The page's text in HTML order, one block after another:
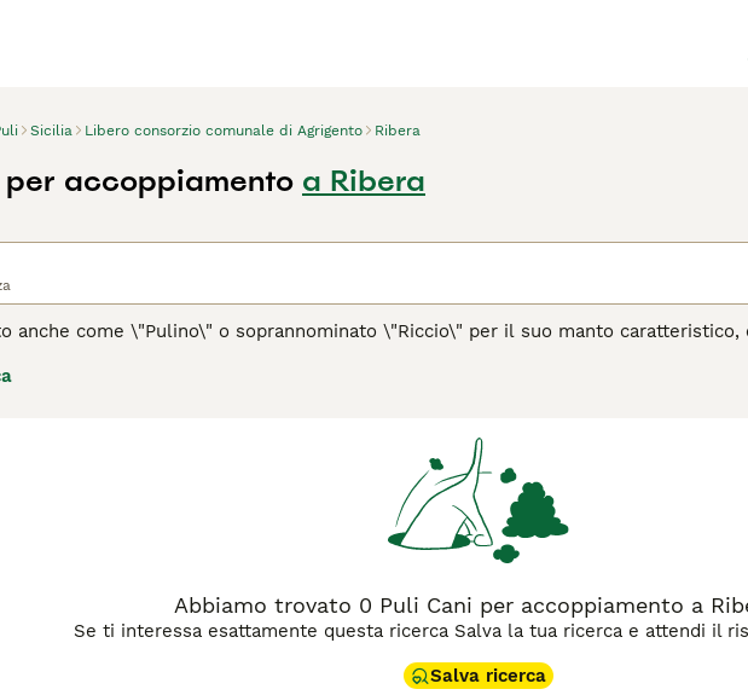
Sicilia Libero consorzio comunale di Agrigento Ribera
per accoppiamento a Ribera
anche come \"Pulino\" o soprannominato \"Riccio\" per il suo manto caratteristico,
naturali, un aspetto unico che richiede una cura attenta e regolare. Il suo pelo
È un cane energico, fedele e molto adatto a famiglie attive, specialmente a
passeggiate quotidiane. Il Puli è noto per le sue abilità di cane da pastore, quindi
con gli estranei ma molto affettuoso con la famiglia. È importante sottolineare
che consiste nella separazione manuale delle corde per evitare nodi e
cercate in Italia ci sono \"puli pelo corto\", \"puli prezzo\", \"cucciolo puli\" e \"puli
il suo carattere e le caratteristiche fisiche, oltre al costo di adozione. In sintesi, il
Abbiamo trovato 0 Puli Cani per accoppiamento a
Se ti interessa esattamente questa ricerca Salva la tua ricerca e attendi il
Salva ricerca